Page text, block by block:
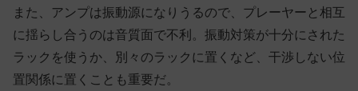
また、アンプは振動源になりうるので、プレーヤーと相互
に揺らし合うのは音質面で不利。振動対策が十分にされた
ラックを使うか、別々のラックに置くなど、干渉しない位
置関係に置くことも重要だ。